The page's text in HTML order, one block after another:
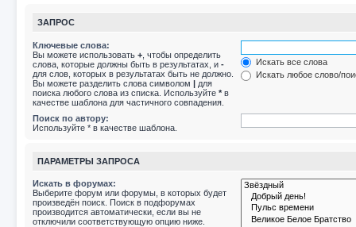
ЗАПРОС
Ключевые слова:
Вы можете использовать + , чтобы определить
слова, которые должны быть в результатах, и -
для слов, которых в результатах быть не должно.
Вы можете разделить слова символом | для
поиска любого слова из списка. Используйте *в
качестве шаблона для частичного совпадения.
Искать все слова
Искать любое слово/
Поиск по автору:
Используйте * в качестве шаблона.
ПАРАМЕТРЫ ЗАПРОСА
Искать в форумах:
Выберите форум или форумы, в которых будет
произведён поиск. Поиск в подфорумах
производится автоматически, если вы не
отключили соответствующую опцию ниже.